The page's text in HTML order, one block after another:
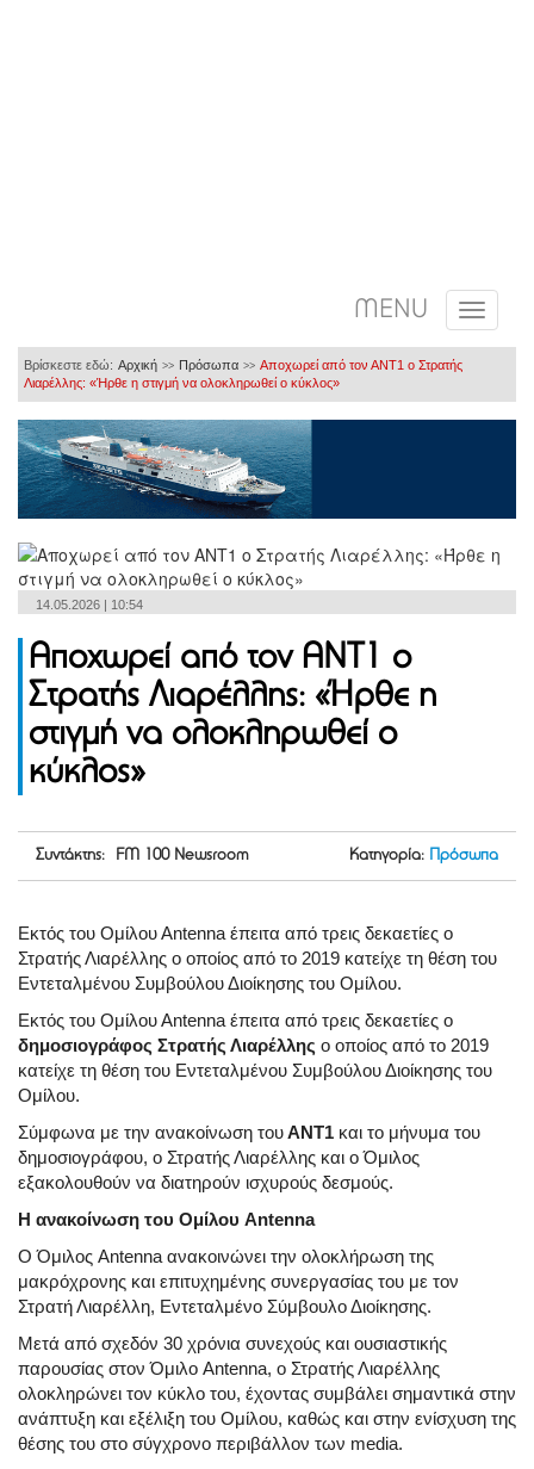
MENU
Βρίσκεστε εδώ: Αρχική >> Πρόσωπα >> Αποχωρεί από τον ΑΝΤ1 ο Στρατής
Λιαρέλλης: «Ήρθε η στιγμή να ολοκληρωθεί ο κύκλος»
14.05.2026 | 10:54
Αποχωρεί από τον ΑΝΤ1 ο
Στρατής Λιαρέλλης: «Ήρθε η
στιγμή να ολοκληρωθεί ο
κύκλος»
Συντάκτης: FM 100 Newsroom Κατηγορία: Πρόσωπα
Εκτός του Ομίλου Αntenna έπειτα από τρεις δεκαετίες ο
Στρατής Λιαρέλλης ο οποίος από το 2019 κατείχε τη θέση του
Εντεταλμένου Συμβούλου Διοίκησης του Ομίλου.
Εκτός του Ομίλου Αntenna έπειτα από τρεις δεκαετίες ο
δημοσιογράφος Στρατής Λιαρέλλης ο οποίος από το 2019
κατείχε τη θέση του Εντεταλμένου Συμβούλου Διοίκησης του
Ομίλου.
Σύμφωνα με την ανακοίνωση τουΑΝΤ1 και το μήνυμα του
δημοσιογράφου, ο Στρατής Λιαρέλλης και ο Όμιλος
εξακολουθούν να διατηρούν ισχυρούς δεσμούς.
Η ανακοίνωση του Ομίλου Antenna
Ο Όμιλος Antenna ανακοινώνει την ολοκλήρωση της
μακρόχρονης και επιτυχημένης συνεργασίας του με τον
Στρατή Λιαρέλλη, Εντεταλμένο Σύμβουλο Διοίκησης.
Μετά από σχεδόν 30 χρόνια συνεχούς και ουσιαστικής
παρουσίας στον Όμιλο Antenna, ο Στρατής Λιαρέλλης
ολοκληρώνει τον κύκλο του, έχοντας συμβάλει σημαντικά στην
ανάπτυξη και εξέλιξη του Ομίλου, καθώς και στην ενίσχυση της
θέσης του στο σύγχρονο περιβάλλον των media.